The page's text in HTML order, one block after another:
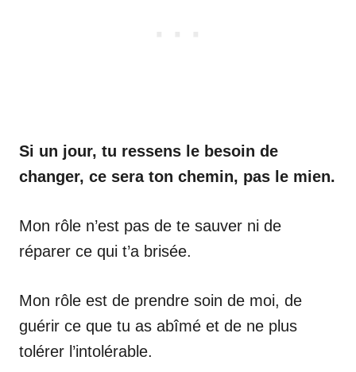
Si un jour, tu ressens le besoin de
changer, ce sera ton chemin, pas le mien.
Mon rôle n’est pas de te sauver ni de
réparer ce qui t’a brisée.
Mon rôle est de prendre soin de moi, de
guérir ce que tu as abîmé et de ne plus
tolérer l’intolérable.